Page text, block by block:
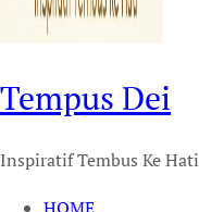
Tempus Dei
Inspiratif Tembus Ke Hati